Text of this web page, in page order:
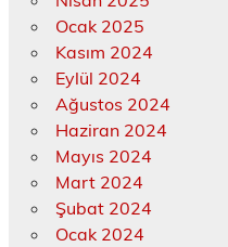
Ocak 2025
Kasım 2024
Eylül 2024
Ağustos 2024
Haziran 2024
Mayıs 2024
Mart 2024
Şubat 2024
Ocak 2024